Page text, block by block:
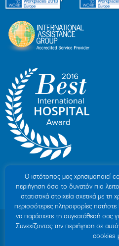
© 2007-2026 ΥΓΕΙΑ Μ.Α.Ε |
Όροι Χρήσης
| Πολιτική Προστασίας
Δήλωση
Ο ιστότοπoς μας χρησιμοποιεί
περιήγηση όσο το δυνατόν πιο
στατιστικά στοιχεία σχετικά με
περισσότερες πληροφορίες πατήστε
να παράσχετε τη συγκατάθεσή σας
Συνεχίζοντας την περιήγηση σε
cookies